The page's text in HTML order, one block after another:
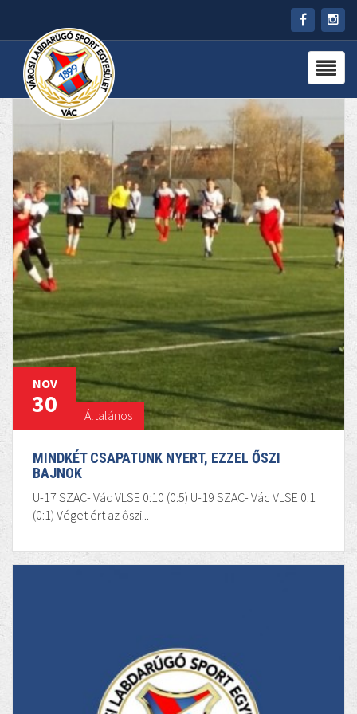
Általános
NOV
30
MINDKÉT CSAPATUNK NYERT, EZZEL ŐSZI
BAJNOK
U-17 SZAC- Vác VLSE 0:10 (0:5) U-19 SZAC- Vác VLSE 0:1
(0:1) Véget ért az őszi...
HÍREK
RÓLUNK
CSAPATOK
PARTNEREK
PROGRAMOK
KAPCSOLAT